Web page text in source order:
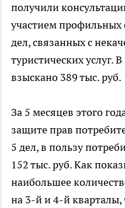
получили
участием профильных
дел, связанных с
туристических услуг.
взыскано 389 тыс. руб.
За 5 месяцев этого
защите прав
5 дел, в пользу
152 тыс. руб. Как
наибольшее
на 3-й и 4-й кварталы,